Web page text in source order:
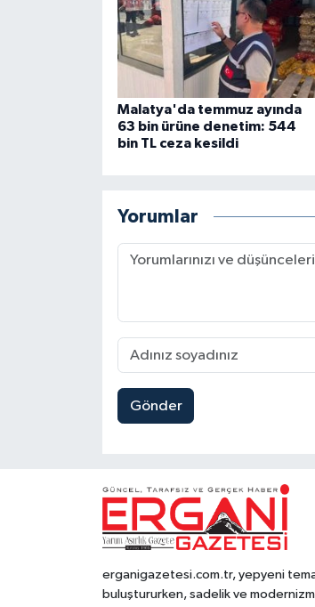
Malatya'da temmuz ayında
63 bin ürüne denetim: 544
bin TL ceza kesildi
Yorumlar
Gönder
erganigazetesi.com.tr, yepyeni
buluştururken, sadelik ve